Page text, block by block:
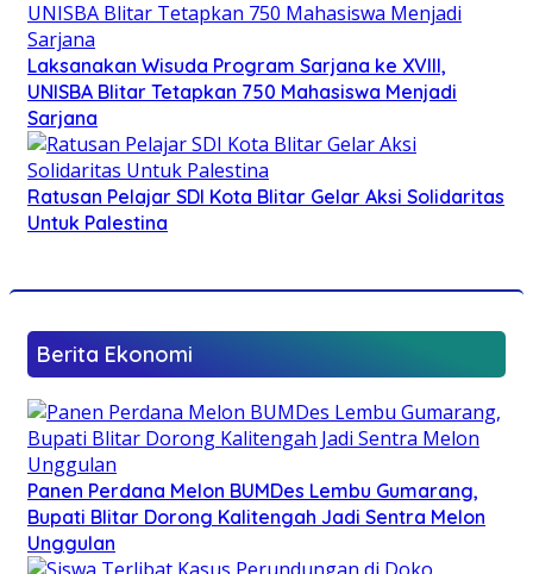
Laksanakan Wisuda Program Sarjana ke XVIII,
UNISBA Blitar Tetapkan 750 Mahasiswa Menjadi
Sarjana
Ratusan Pelajar SDI Kota Blitar Gelar Aksi Solidaritas
Untuk Palestina
Berita Ekonomi
Panen Perdana Melon BUMDes Lembu Gumarang,
Bupati Blitar Dorong Kalitengah Jadi Sentra Melon
Unggulan